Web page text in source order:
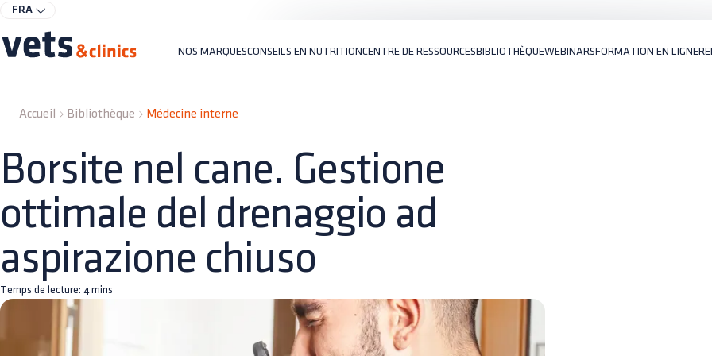
FRA
NOS MARQUESCONSEILS EN NUTRITIONCENTRE DE RESSOURCESBIBLIOTHÈQUEWEBINARSFORMATION EN LIGNE
Accueil Bibliothèque Médecine interne
Borsite nel cane. Gestione
ottimale del drenaggio ad
aspirazione chiuso
Temps de lecture: 4 mins